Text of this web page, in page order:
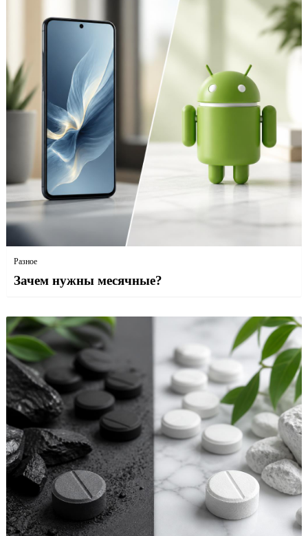
Разное
Зачем нужны месячные?